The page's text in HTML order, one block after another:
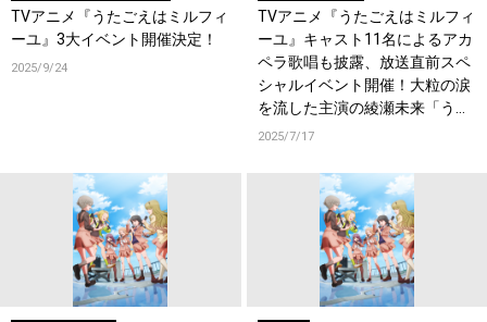
TVアニメ『うたごえはミルフィ
ーユ』3大イベント開催決定！
2025/9/24
TVアニメ『うたごえはミルフィ
ーユ』キャスト11名によるアカ
ペラ歌唱も披露、放送直前スペ
シャルイベント開催！大粒の涙
を流した主演の綾瀬未来「うた
ミルの音楽で皆さんに幸せを届
2025/7/17